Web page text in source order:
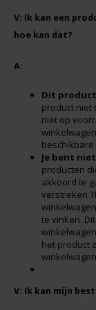
Rosies
Schär
Schnitzer
Semper
Slaapmutske
Sublimix
Swiet Moffo
V: Ik kan een
hoe kan dat?
A:
Dit
product niet
niet op
Je bent
producten
akkoord te
verstreken
te vinken.
het product
V: Ik kan mijn